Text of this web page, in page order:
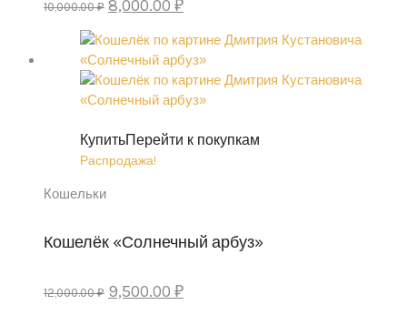
10,000.00 ₽ Первоначальная
составляла
10,000.00 ₽.
8,000.00 ₽Текущая
8,000.00 ₽.
КупитьПерейти к покупкам
Распродажа!
Кошельки
Кошелёк «Солнечный арбуз»
12,000.00 ₽ Первоначальная
9,500.00 ₽Текущая